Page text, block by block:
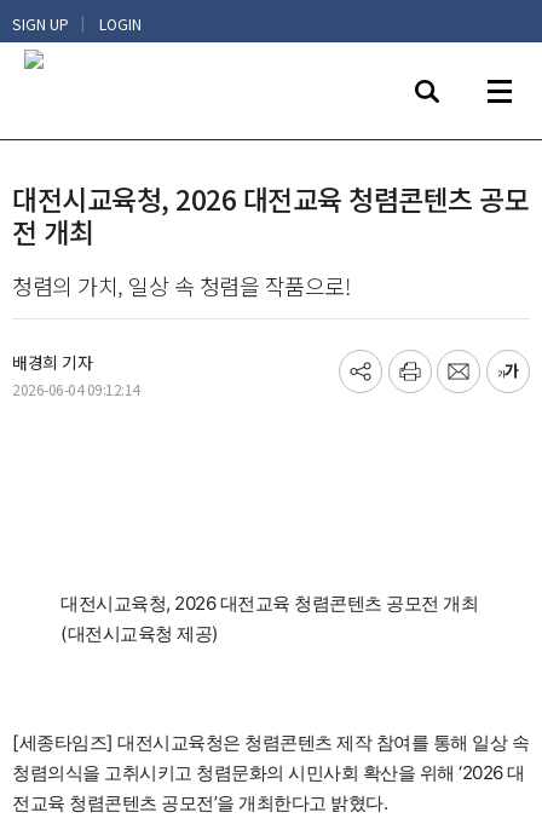
SIGN UP | LOGIN
대전시교육청, 2026 대전교육 청렴콘텐츠 공모
전 개최
청렴의 가치, 일상 속 청렴을 작품으로!
배경희 기자
2026-06-04 09:12:14
기
프
메
글
대전시교육청, 2026 대전교육 청렴콘텐츠 공모전 개최
(대전시교육청 제공)
[세종타임즈] 대전시교육청은 청렴콘텐츠 제작 참여를 통해 일상 속
청렴의식을 고취시키고 청렴문화의 시민사회 확산을 위해 ‘2026 대
전교육 청렴콘텐츠 공모전’을 개최한다고 밝혔다.